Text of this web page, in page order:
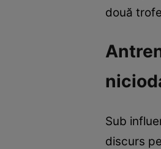
două
Sub
discurs